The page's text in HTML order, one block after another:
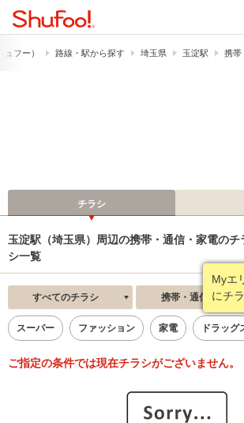
フー） 路線・駅から探す 埼玉県 玉淀駅 携帯
チラシ
玉淀駅（埼玉県）周辺の携帯・通信・家電のチ
シ一覧
Myエ
にチ
すべてのチラシ 携帯・通信・家電
スーパー ファッション 家電 ドラッグ
ご指定の条件では現在チラシがございません。